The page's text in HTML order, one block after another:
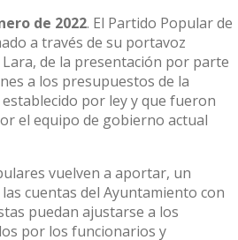
de 2022. El Partido Popular de
a través de su portavoz
de la presentación por parte
a los presupuestos de la
por ley y que fueron
el equipo de gobierno actual
vuelven a aportar, un
cuentas del Ayuntamiento con
puedan ajustarse a los
por los funcionarios y